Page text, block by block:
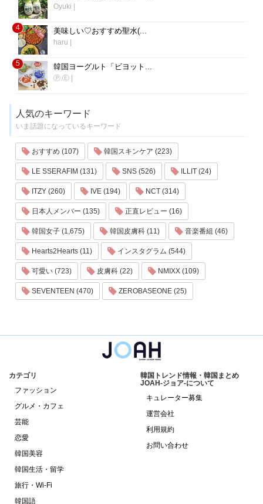
Oyuki
4 美味しい♡おすすめ聖水(...
haru
5 韓国ヨーグルト「ビヨット...
Ⓟ.Ⓔ
人気のキーワード
いま話題になっているキーワード
おすすめ (107) 韓国スキンケア (223)
LE SSERAFIM (131) SNS (526) ILLIT (24)
ITZY (260) IVE (194) NCT (314)
日本人メンバー (135) 正直レビュー (16)
韓国女子 (1,675) 韓国皮膚科 (11) 音楽番組 (46)
Hearts2Hearts (11) インスタグラム (544)
可愛い (723) 皮膚科 (22) NMIXX (109)
SEVENTEEN (470) ZEROBASEONE (25)
カテゴリ
ファッション
グルメ・カフェ
芸能
恋愛
韓国美容
韓国生活・留学
旅行・Wi-Fi
韓国語
韓国トレンド情報・韓国まとめ
JOAH-ジョア-について
キュレーター募集
運営会社
利用規約
お問い合わせ